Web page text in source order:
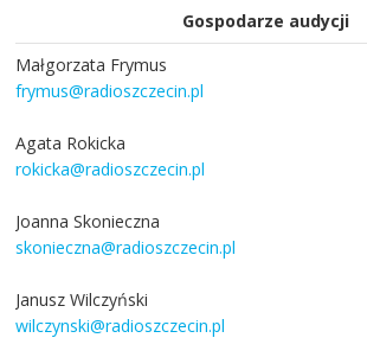
Gospodarze audycji
Małgorzata Frymus
frymus@radioszczecin.pl
Agata Rokicka
rokicka@radioszczecin.pl
Joanna Skonieczna
skonieczna@radioszczecin.pl
Janusz Wilczyński
wilczynski@radioszczecin.pl